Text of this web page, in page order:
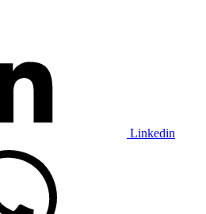
Linkedin